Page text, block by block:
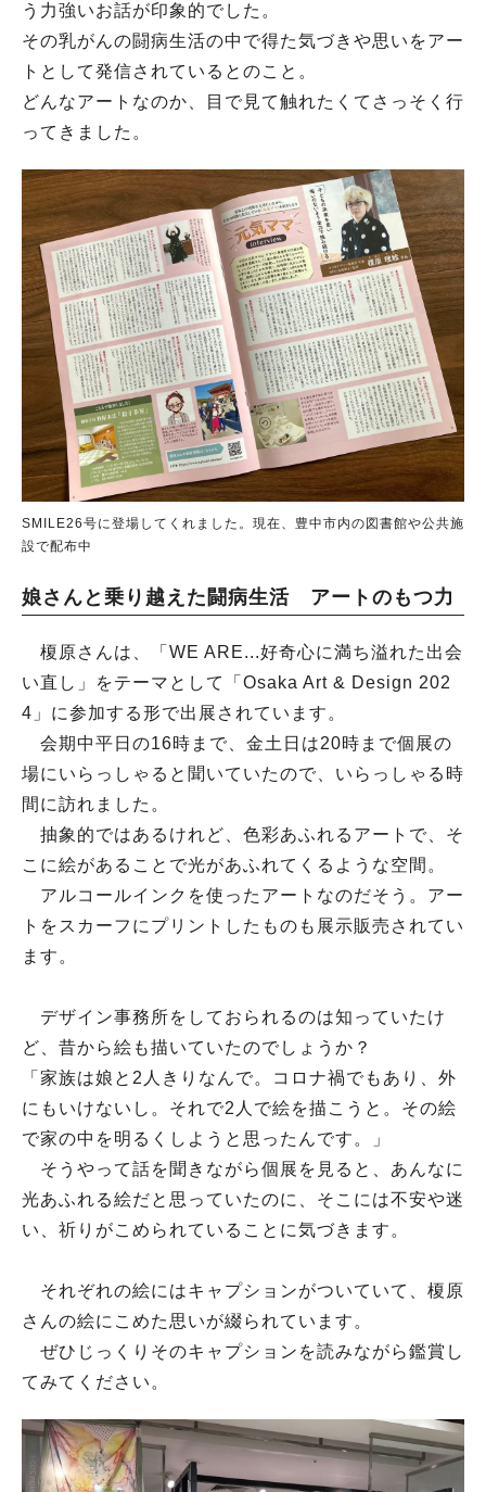
う力強いお話が印象的でした。
その乳がんの闘病生活の中で得た気づきや思いをアー
トとして発信されているとのこと。
どんなアートなのか、目で見て触れたくてさっそく行
ってきました。
SMILE26号に登場してくれました。現在、豊中市内の図書館や公共施
設で配布中
娘さんと乗り越えた闘病生活 アートのもつ力
榎原さんは、「WE ARE...好奇心に満ち溢れた出会
い直し」をテーマとして「Osaka Art & Design 202
4」に参加する形で出展されています。
会期中平日の16時まで、金土日は20時まで個展の
場にいらっしゃると聞いていたので、いらっしゃる時
間に訪れました。
抽象的ではあるけれど、色彩あふれるアートで、そ
こに絵があることで光があふれてくるような空間。
アルコールインクを使ったアートなのだそう。アー
トをスカーフにプリントしたものも展示販売されてい
ます。
デザイン事務所をしておられるのは知っていたけ
ど、昔から絵も描いていたのでしょうか？
「家族は娘と2人きりなんで。コロナ禍でもあり、外
にもいけないし。それで2人で絵を描こうと。その絵
で家の中を明るくしようと思ったんです。」
そうやって話を聞きながら個展を見ると、あんなに
光あふれる絵だと思っていたのに、そこには不安や迷
い、祈りがこめられていることに気づきます。
それぞれの絵にはキャプションがついていて、榎原
さんの絵にこめた思いが綴られています。
ぜひじっくりそのキャプションを読みながら鑑賞し
てみてください。